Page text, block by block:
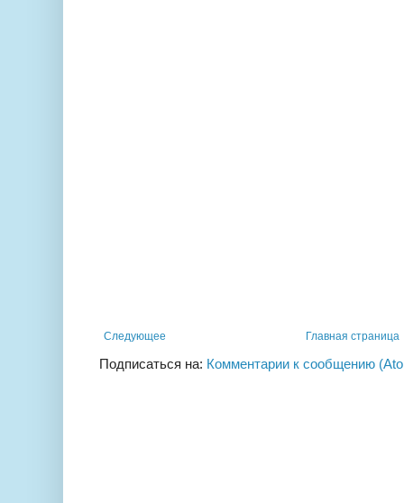
Следующее Главная страница
Подписаться на: Комментарии к сообщению